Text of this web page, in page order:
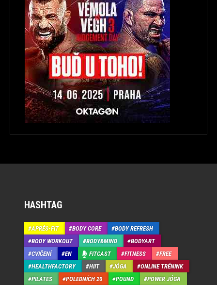
HASHTAG
APRÉS-FIT BODY CORE
BODY REFRESH
BODY WORKOUT
BODY&MIND
BODYART
CVIČENÍ
EN FITCAST FITNESS
FREE
HEALTHFACTORY
HIIT JÓGA
ONLINE TRÉNINK
PILATES
POLEDNÍCH 20 POUND
POWER JÓGA